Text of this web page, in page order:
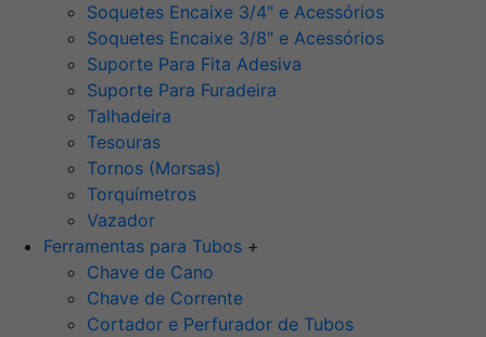
Soquetes Encaixe 3/4" e Acessórios
Soquetes Encaixe 3/8" e Acessórios
Suporte Para Fita Adesiva
Suporte Para Furadeira
Talhadeira
Tesouras
Tornos (Morsas)
Torquímetros
Vazador
Ferramentas para Tubos +
Chave de Cano
Chave de Corrente
Cortador e Perfurador de Tubos